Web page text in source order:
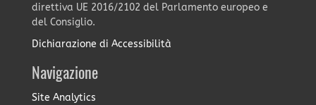
direttiva UE 2016/2102 del Parlamento europeo e
del Consiglio.
Dichiarazione di Accessibilità
Navigazione
Site Analytics